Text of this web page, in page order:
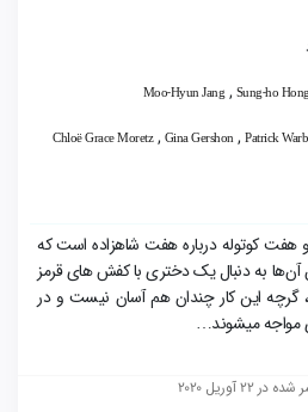
Moo-Hyun Jang, Sung-ho
Chloë Grace Moretz, Gina Gershon, Patrick
کوتوله درباره هفت شاهزاده‌ است که
آن‌ها به دنبال یک دختری با کفش های قرمز
گرچه این کار چندان هم آسان نیست و در
مواجه میشوند…
در 22 آوریل 2020